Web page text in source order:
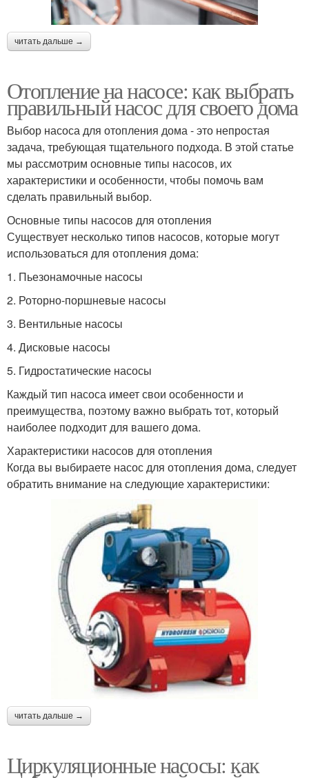
читать дальше →
Отопление на насосе: как выбрать
правильный насос для своего дома
Выбор насоса для отопления дома - это непростая
задача, требующая тщательного подхода. В этой статье
мы рассмотрим основные типы насосов, их
характеристики и особенности, чтобы помочь вам
сделать правильный выбор.
Основные типы насосов для отопления
Существует несколько типов насосов, которые могут
использоваться для отопления дома:
1. Пьезонамочные насосы
2. Роторно-поршневые насосы
3. Вентильные насосы
4. Дисковые насосы
5. Гидростатические насосы
Каждый тип насоса имеет свои особенности и
преимущества, поэтому важно выбрать тот, который
наиболее подходит для вашего дома.
Характеристики насосов для отопления
Когда вы выбираете насос для отопления дома, следует
обратить внимание на следующие характеристики:
читать дальше →
Циркуляционные насосы: как